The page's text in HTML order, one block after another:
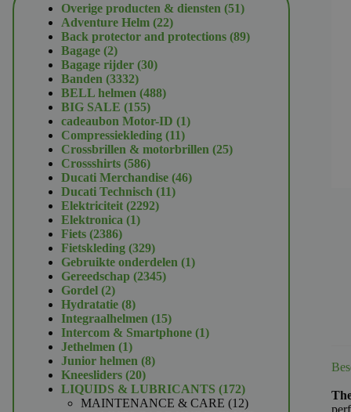
Overige producten & diensten 5151
Adventure Helm 2222
producten
Back protector and protections 8989
Bagage 22
producten
Bagage rijder 3030
Banden 33323332
producten
BELL helmen 488488
BIG SALE 155155
producten
cadeaubon Motor-ID 11
Compressiekleding 1111
producten
Crossbrillen & motorbrillen 2525
Crossshirts 586586
producten
Ducati Merchandise 4646
Ducati Technisch 1111
Elektriciteit 22922292
Elektronica 11
Fiets 23862386
producten
Fietskleding 329329
producten
Gebruikte onderdelen 11
Gereedschap 23452345
Gordel 22
producten
Hydratatie 88
producten
Integraalhelmen 1515
producten
Intercom & Smartphone 11
Jethelmen 11
product
Junior helmen 88
Kneesliders 2020
producten
LIQUIDS & LUBRICANTS 172172
producten
MAINTENANCE & CARE 1212